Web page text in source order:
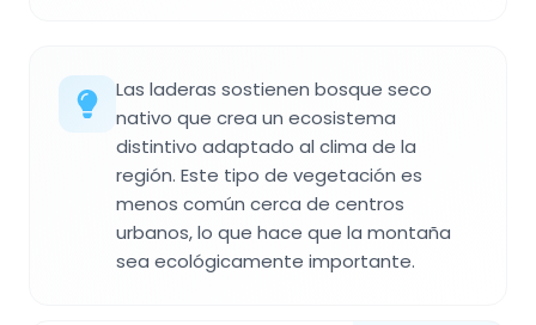
Las laderas sostienen bosque seco
nativo que crea un ecosistema
distintivo adaptado al clima de la
región. Este tipo de vegetación es
menos común cerca de centros
urbanos, lo que hace que la montaña
sea ecológicamente importante.